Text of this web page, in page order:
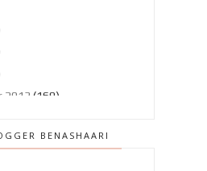
2013 (169)
(160)BENASHAARI